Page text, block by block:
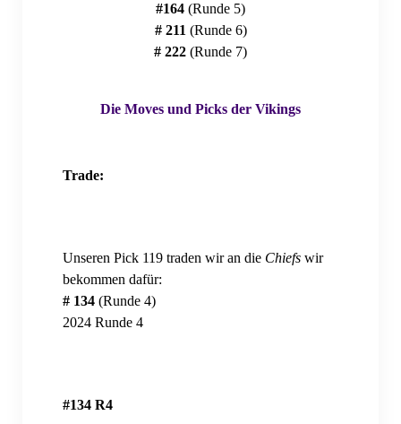
Jahreshauptversammlung 2024
Mitgliedsantrag: Familienmitgliedschaft
Mitgliedschaft: Datenänderung
MVFGeV Merch
Merch (Eigenproduktion)
TAASS.com
#164 (Runde 5)
# 211 (Runde 6)
# 222 (Runde 7)
Die Moves und Picks der Vikings
Trade:
Unseren Pick 119 traden wir an die Chiefs wir
bekommen dafür:
# 134(Runde 4)
2024 Runde 4
#134 R4